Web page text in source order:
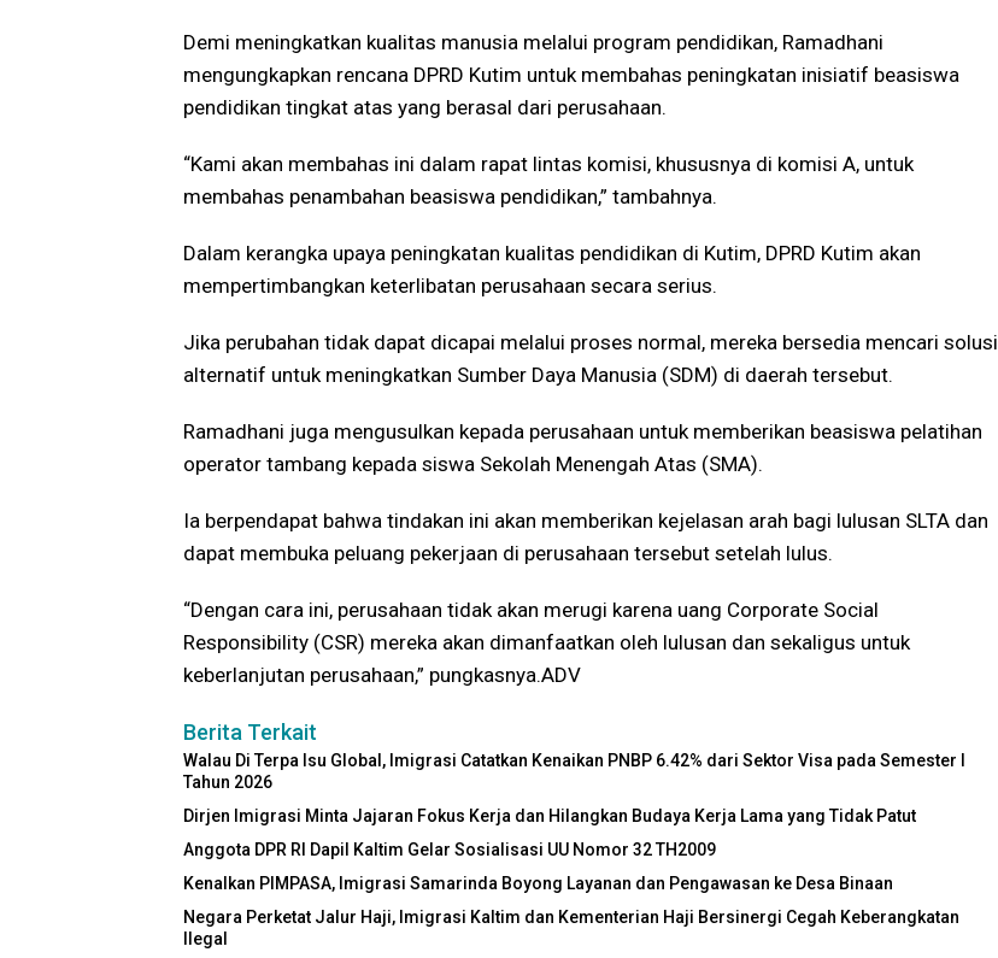
Demi meningkatkan kualitas manusia melalui program pendidikan, Ramadhani
mengungkapkan rencana DPRD Kutim untuk membahas peningkatan inisiatif beasiswa
pendidikan tingkat atas yang berasal dari perusahaan.
“Kami akan membahas ini dalam rapat lintas komisi, khususnya di komisi A, untuk
membahas penambahan beasiswa pendidikan,” tambahnya.
Dalam kerangka upaya peningkatan kualitas pendidikan di Kutim, DPRD Kutim akan
mempertimbangkan keterlibatan perusahaan secara serius.
Jika perubahan tidak dapat dicapai melalui proses normal, mereka bersedia mencari solusi
alternatif untuk meningkatkan Sumber Daya Manusia (SDM) di daerah tersebut.
Ramadhani juga mengusulkan kepada perusahaan untuk memberikan beasiswa pelatihan
operator tambang kepada siswa Sekolah Menengah Atas (SMA).
Ia berpendapat bahwa tindakan ini akan memberikan kejelasan arah bagi lulusan SLTA dan
dapat membuka peluang pekerjaan di perusahaan tersebut setelah lulus.
“Dengan cara ini, perusahaan tidak akan merugi karena uang Corporate Social
Responsibility (CSR) mereka akan dimanfaatkan oleh lulusan dan sekaligus untuk
keberlanjutan perusahaan,” pungkasnya.ADV
Berita Terkait
Walau Di Terpa Isu Global, Imigrasi Catatkan Kenaikan PNBP 6.42% dari Sektor Visa pada Semester I
Tahun 2026
Dirjen Imigrasi Minta Jajaran Fokus Kerja dan Hilangkan Budaya Kerja Lama yang Tidak Patut
Anggota DPR RI Dapil Kaltim Gelar Sosialisasi UU Nomor 32 TH2009
Kenalkan PIMPASA, Imigrasi Samarinda Boyong Layanan dan Pengawasan ke Desa Binaan
Negara Perketat Jalur Haji, Imigrasi Kaltim dan Kementerian Haji Bersinergi Cegah Keberangkatan
Ilegal